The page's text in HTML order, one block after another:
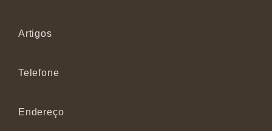
Artigos
Telefone
Endereço